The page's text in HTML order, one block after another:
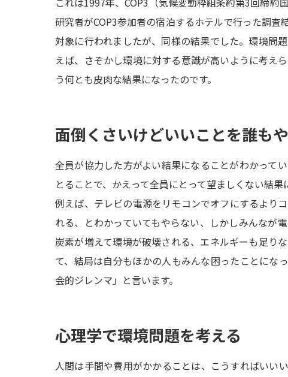
研究者がCOP3参加者の宿泊するホテルで行った調査
対象に行われましたが、同様の結果でした。環境問
えば、さぞかし環境に対する意識が高いように考え
う何とも皮肉な結果になったのです。
面倒くさいけどいいことを誰も
全員が協力した方がよい結果になることがわかって
とることで、かえって全員にとって望ましくない結果
例えば、テレビの電源をリモコンでオフにするより
れる、とわかっていてもやらない、しかしみんなが
炭素が増えて環境が破壊される、エネルギーも足り
て、結局は自分もほかの人もみんな困ったことにな
会的ジレンマ」と言います。
心理学で環境問題を考える
人間は手間や費用がかかることは、こうすればいい